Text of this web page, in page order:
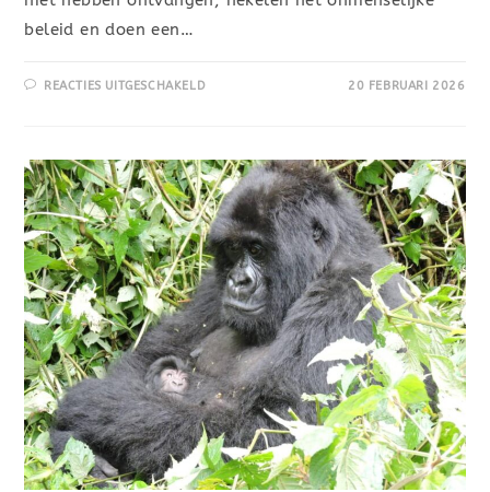
beleid en doen een…
REACTIES UITGESCHAKELD 20 FEBRUARI 2026